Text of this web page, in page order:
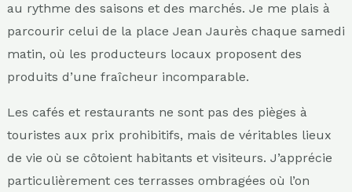
au rythme des saisons et des marchés. Je me plais à
parcourir celui de la place Jean Jaurès chaque samedi
matin, où les producteurs locaux proposent des
produits d’une fraîcheur incomparable.
Les cafés et restaurants ne sont pas des pièges à
touristes aux prix prohibitifs, mais de véritables lieux
de vie où se côtoient habitants et visiteurs. J’apprécie
particulièrement ces terrasses ombragées où l’on